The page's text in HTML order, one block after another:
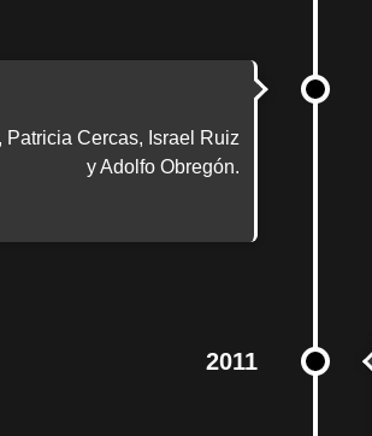
Cercas, Israel Ruiz
y Adolfo Obregón.
2011